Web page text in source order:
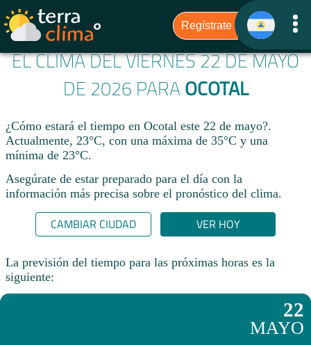
EL CLIMA DEL VIERNES 22 DE MAYO
DE 2026 PARA OCOTAL
¿Cómo estará el tiempo en Ocotal este 22 de mayo?.
Actualmente, 23°C, con una máxima de 35°C y una
mínima de 23°C.
Asegúrate de estar preparado para el día con la
información más precisa sobre el pronóstico del clima.
CAMBIAR CIUDAD VER HOY
La previsión del tiempo para las próximas horas es la
siguiente:
22
MAYO